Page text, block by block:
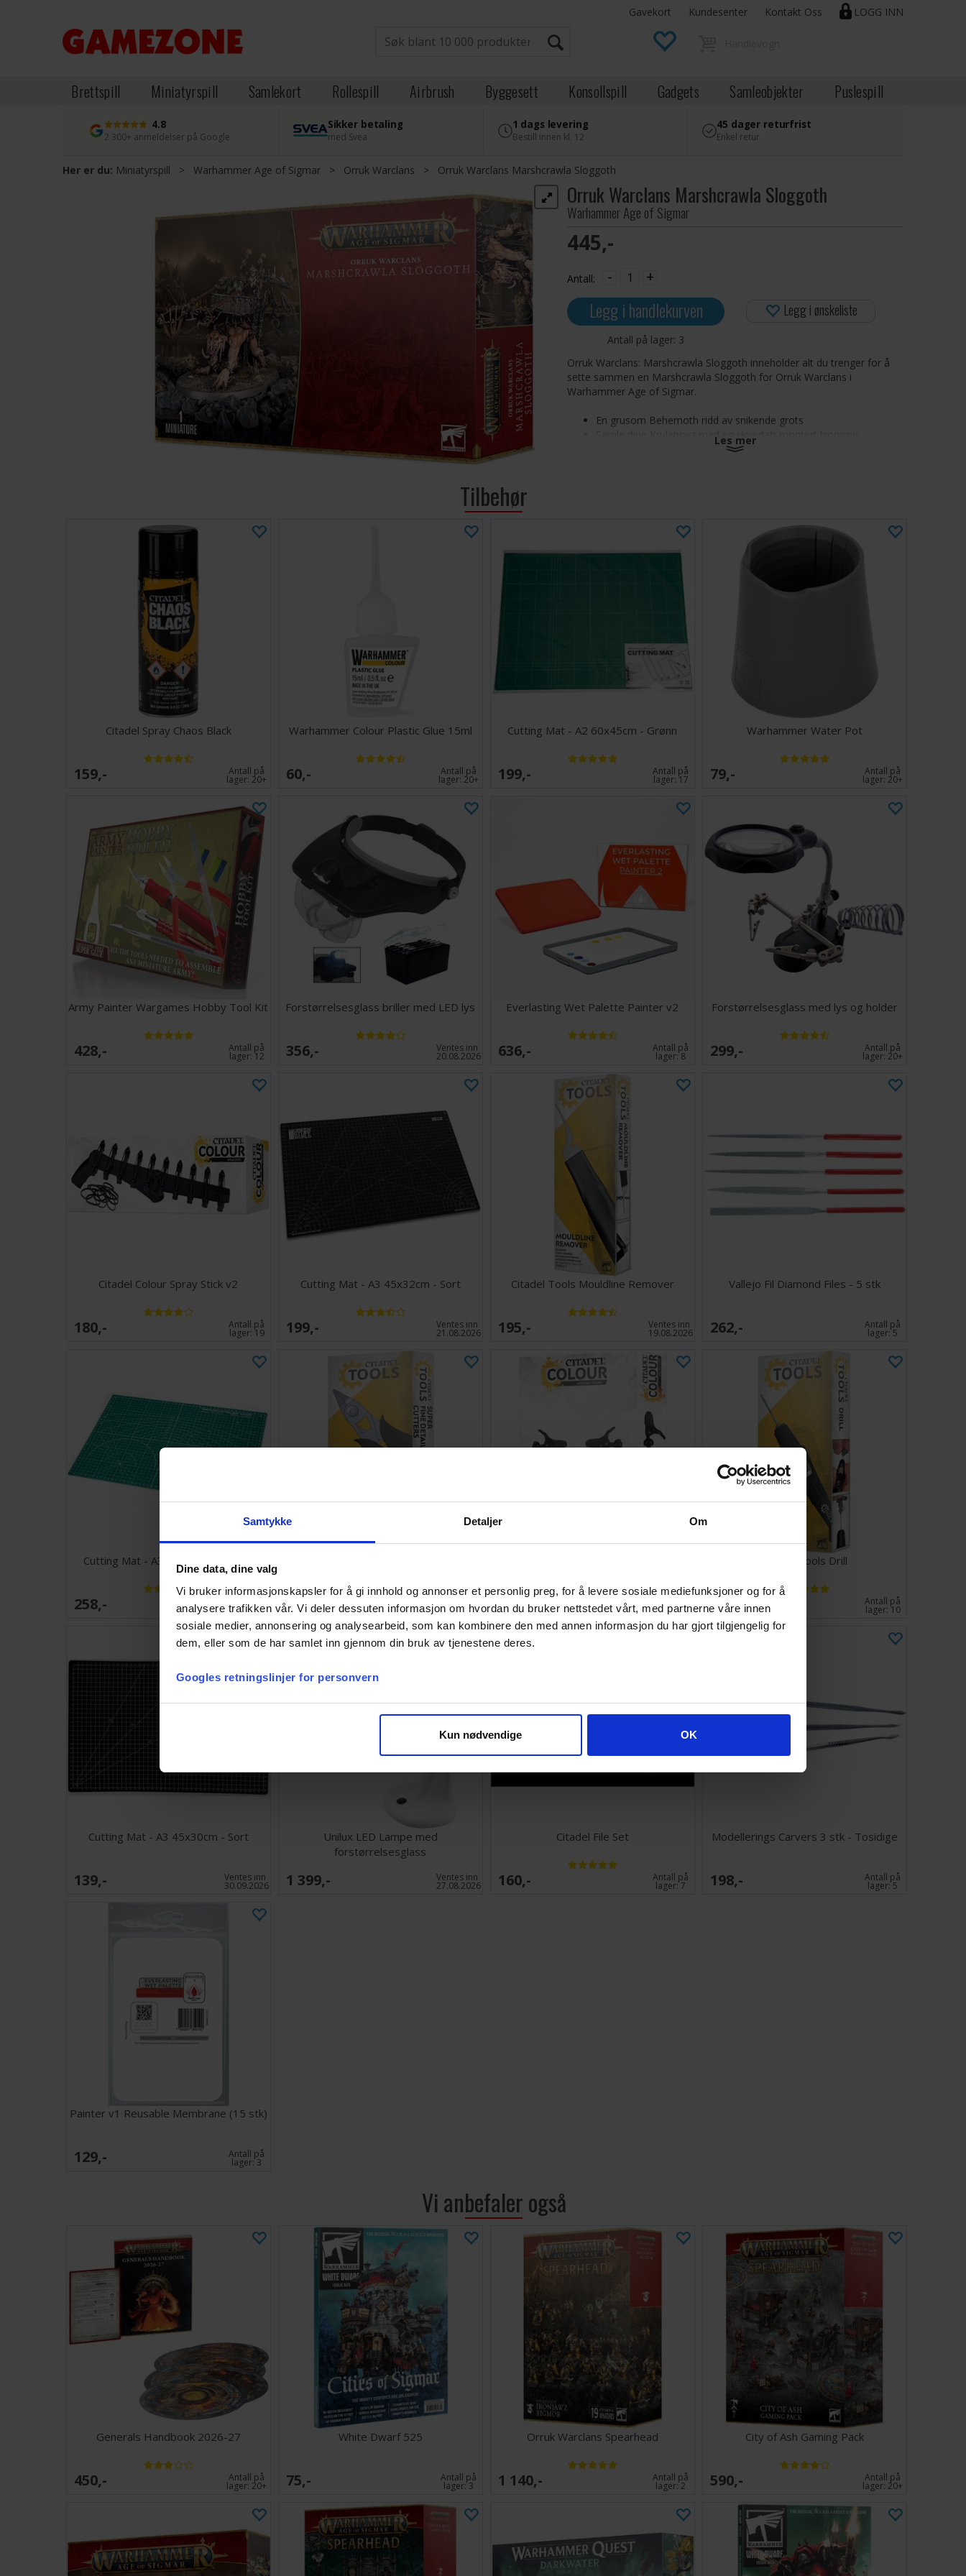
Samtykke Detaljer Om
Dine data, dine valg
Vi bruker informasjonskapsler for å gi innhold og annonser et personlig preg, for å levere sosiale mediefunksjoner og for å
analysere trafikken vår. Vi deler dessuten informasjon om hvordan du bruker nettstedet vårt, med partnerne våre innen
sosiale medier, annonsering og analysearbeid, som kan kombinere den med annen informasjon du har gjort tilgjengelig for
dem, eller som de har samlet inn gjennom din bruk av tjenestene deres.
Googles retningslinjer for personvern
Kun nødvendige OK
LOGG INN
Gavekort Kundesenter Kontakt Oss
Brettspill Miniatyrspill Samlekort Rollespill Airbrush Byggesett Konsollspill Gadgets Samleobjekter Puslespill
4.8
2 300+ anmeldelser på Google
Sikker betaling
med Svea
1 dags levering
Bestill innen kl. 12
45 dager returfrist
Enkel retur
Her er du: Miniatyrspill > Warhammer Age of Sigmar > Orruk Warclans > Orruk Warclans Marshcrawla Sloggoth
Orruk Warclans Marshcrawla Sloggoth
Warhammer Age of Sigmar
445,-
Antall: - +
Legg i handlekurven
Antall på lager: 3
Legg i ønskeliste
Orruk Warclans: Marshcrawla Sloggoth inneholder alt du trenger for å
sette sammen en Marshcrawla Sloggoth for Orruk Warclans i
Warhammer Age of Sigmar.
En grusom Behemoth ridd av snikende grots
Samle dine Kruleboyz med en Howdah-montert tromme
Inkluderer en rekke alternativer for både Sloggoth og ryttere
Les mer
Tilbehør
Citadel Spray Chaos Black
159,- Antall på
lager:20+
Warhammer Colour Plastic Glue 15ml
60,- Antall på
lager:20+
Cutting Mat - A2 60x45cm - Grønn
199,- Antall på
lager: 17
Warhammer Water Pot
79,- Antall på
lager:20+
Army Painter Wargames Hobby Tool Kit
428,- Antall på
lager: 12
Forstørrelsesglass briller med LED lys
356,- Ventes inn
20.08.2026
Everlasting Wet Palette Painter v2
636,- Antall på
lager:8
Forstørrelsesglass med lys og holder
299,- Antall på
lager:20+
Citadel Colour Spray Stick v2
180,- Antall på
lager: 19
Cutting Mat - A3 45x32cm - Sort
199,- Ventes inn
21.08.2026
Citadel Tools Mouldline Remover
195,- Ventes inn
19.08.2026
Vallejo Fil Diamond Files - 5 stk
262,- Antall på
lager:5
Cutting Mat - A3 45x32cm - Grønn
258,- lager:20+ 394,- lager: 1 204,- lager:2
Citadel Tools Drill
249,- Antall på
lager: 10
Cutting Mat - A3 45x30cm - Sort
139,- Ventes inn
30.09.2026
Unilux LED Lampe med
forstørrelsesglass
1 399,- Ventes inn
27.08.2026
Citadel File Set
160,- Antall på
lager:7
Modellerings Carvers 3 stk - Tosidige
198,- Antall på
lager:5
Painter v1 Reusable Membrane (15 stk)
129,- Antall på
lager:3
Vi anbefaler også
Generals Handbook 2026-27
450,- Antall på
lager:20+
White Dwarf 525
75,- Antall på
lager:3
Orruk Warclans Spearhead
1 140,- Antall på
lager:2
City of Ash Gaming Pack
590,- Antall på
lager:20+